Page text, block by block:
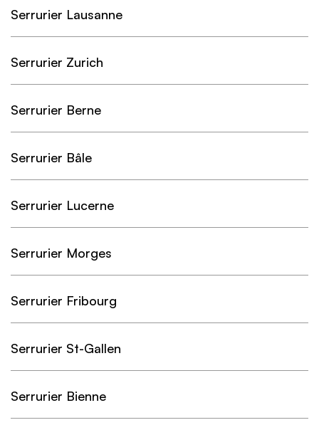
Serrurier Lausanne
Serrurier Zurich
Serrurier Berne
Serrurier Bâle
Serrurier Lucerne
Serrurier Morges
Serrurier Fribourg
Serrurier St-Gallen
Serrurier Bienne